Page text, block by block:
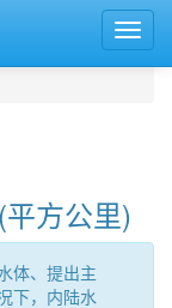
方公里)
体、提出主
下，内陆水